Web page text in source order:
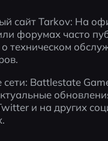
сайт Tarkov: На
форумах часто
техническом
Battlestate
и на других